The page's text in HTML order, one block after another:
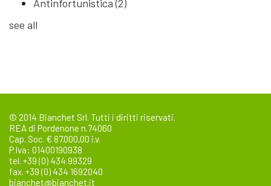
Antinfortunistica(2)
see all
© 2014 Bianchet Srl. Tutti i diritti riservati.
REA di Pordenone n.74060
Cap. Soc. € 87.000,00 i.v.
P.Iva: 01400190938
tel. +39 (0) 434 99329
fax. +39 (0) 434 1692040
bianchet@bianchet.it